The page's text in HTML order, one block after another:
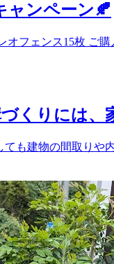
ャンペーン🍂
オフェンス15枚 ご
くりには、
ても建物の間取り